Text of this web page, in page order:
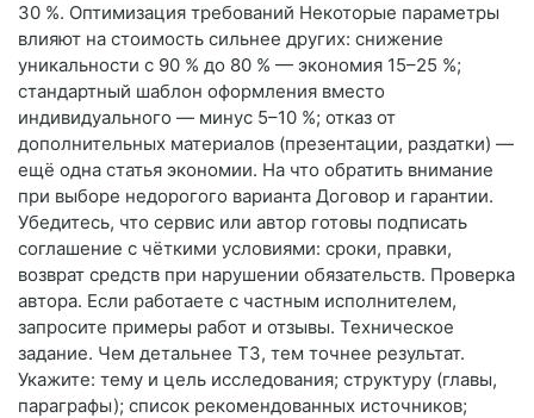
30 %. Оптимизация требований Некоторые параметры
влияют на стоимость сильнее других: снижение
уникальности с 90 % до 80 % — экономия 15–25 %;
стандартный шаблон оформления вместо
индивидуального — минус 5–10 %; отказ от
дополнительных материалов (презентации, раздатки) —
ещё одна статья экономии. На что обратить внимание
при выборе недорогого варианта Договор и гарантии.
Убедитесь, что сервис или автор готовы подписать
соглашение с чёткими условиями: сроки, правки,
возврат средств при нарушении обязательств. Проверка
автора. Если работаете с частным исполнителем,
запросите примеры работ и отзывы. Техническое
задание. Чем детальнее ТЗ, тем точнее результат.
Укажите: тему и цель исследования; структуру (главы,
параграфы); список рекомендованных источников;